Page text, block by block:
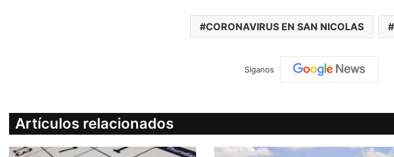
CORONAVIRUS EN SAN NICOLAS
Síganos
Artículos relacionados